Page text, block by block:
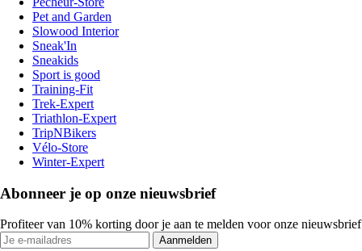
Pet and Garden
Slowood Interior
Sneak'In
Sneakids
Sport is good
Training-Fit
Trek-Expert
Triathlon-Expert
TripNBikers
Vélo-Store
Winter-Expert
Abonneer je op onze nieuwsbrief
Profiteer van 10% korting door je aan te melden voor onze nieuwsbrief
Aanmelden